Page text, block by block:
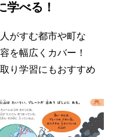
学べる！
がすむ都市や町な
を幅広くカバー！
り学習にもおすすめ